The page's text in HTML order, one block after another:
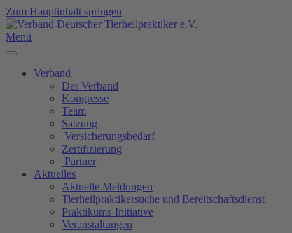
Zum Hauptinhalt springen
Menü
Verband
Der Verband
Kongresse
Team
Satzung
Versicherungsbedarf
Zertifizierung
Partner
Aktuelles
Aktuelle Meldungen
Tierheilpraktikersuche und Bereitschaftsdienst
Praktikums-Initiative
Veranstaltungen